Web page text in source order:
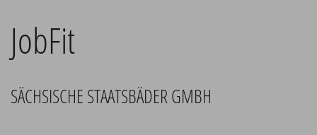
JobFit
SÄCHSISCHE STAATSBÄDER GMBH